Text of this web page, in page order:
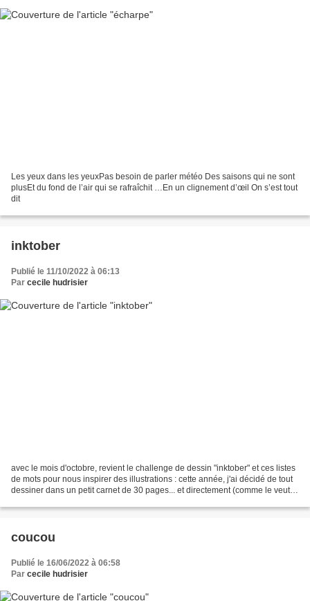
Les yeux dans les yeuxPas besoin de parler météo Des saisons qui ne sont
plusEt du fond de l’air qui se rafraîchit …En un clignement d’œil On s’est tout
dit
inktober
Publié le 11/10/2022 à 06:13
Par cecile hudrisier
avec le mois d'octobre, revient le challenge de dessin "inktober" et ces listes
de mots pour nous inspirer des illustrations : cette année, j'ai décidé de tout
dessiner dans un petit carnet de 30 pages... et directement (comme le veut la
coucou
Publié le 16/06/2022 à 06:58
Par cecile hudrisier